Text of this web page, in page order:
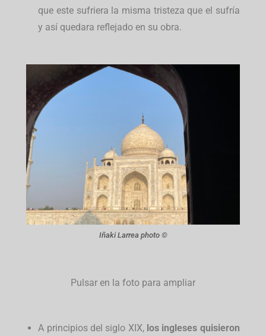
que este sufriera la misma tristeza que el sufría
y así quedara reflejado en su obra.
Iñaki Larrea photo ©
Pulsar en la foto para ampliar
A principios del siglo XIX, los ingleses quisieron